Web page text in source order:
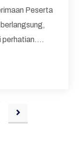
Peserta
perhatian.
diterapkan